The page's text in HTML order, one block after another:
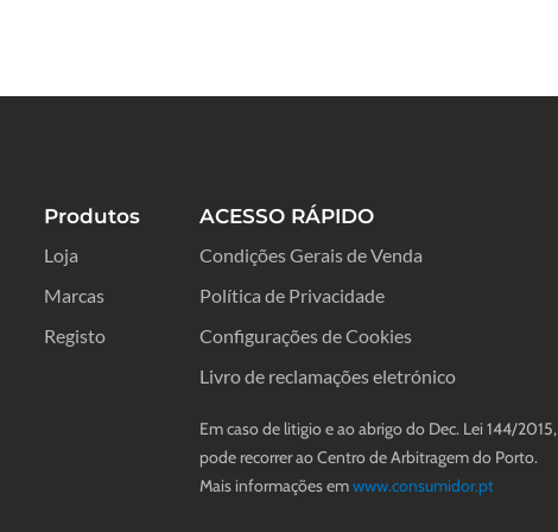
Produtos
Loja
Marcas
Registo
ACESSO RÁPIDO
Condições Gerais de Venda
Política de Privacidade
Configurações de Cookies
Livro de reclamações eletrónico
Em caso de litigio e ao abrigo do Dec. Lei 144/2015,
pode recorrer ao Centro de Arbitragem do Porto.
Mais informações emwww.consumidor.pt